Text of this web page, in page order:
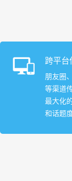
跨平台
朋友圈
等渠道
最大化
和话题